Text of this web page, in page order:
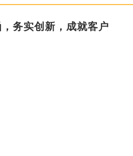
务实创新，成就客户